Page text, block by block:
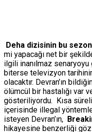
Deha dizisinin bu
mi yapacağı net bir
ilgili inanılmaz senaryoyu
biterse televizyon
olacaktır. Devran’ın
ölümcül bir hastalığı var
gösteriliyordu. Kısa
içerisinde illegal
isteyen Devran’ın,
hikayesine benzerliği